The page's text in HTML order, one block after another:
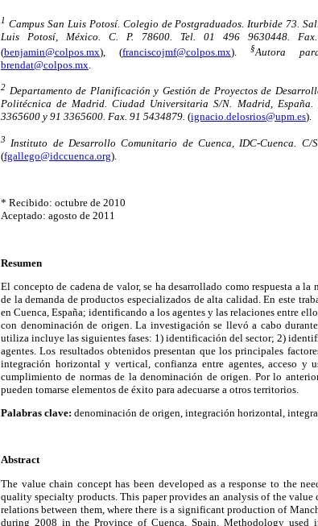
1 Campus San Luis Potosí. Colegio de Postgraduados. Iturbide 73.
Luis Potosí, México. C. P. 78600. Tel. 01 496 9630448.
(benjamin@colpos.mx), (franciscojmf@colpos.mx). §Autora
brendat@colpos.mx
2 Departamento de Planificación y Gestión de Proyectos de
Politécnica de Madrid. Ciudad Universitaria S/N. Madrid, España.
3365600 y 91 3365600. Fax. 91 5434879. (ignacio.delosrios@upm.es).
3 Instituto de Desarrollo Comunitario de Cuenca, IDC-Cuenca. C/
(fgallego@idccuenca.org).
* Recibido: octubre de 2010
Aceptado: agosto de 2011
Resumen
El concepto de cadena de valor, se ha desarrollado como respuesta a
de la demanda de productos especializados de alta calidad. En este
en Cuenca, España; identificando a los agentes y las relaciones entre
con denominación de origen. La investigación se llevó a cabo
utiliza incluye las siguientes fases: 1) identificación del sector; 2)
agentes. Los resultados obtenidos presentan que los principales
integración horizontal y vertical, confianza entre agentes, acceso y
cumplimiento de normas de la denominación de origen. Por lo
pueden tomarse elementos de éxito para adecuarse a otros territorios.
Palabras clave: denominación de origen, integración horizontal,
Abstract
The value chain concept has been developed as a response to the
quality specialty products. This paper provides an analysis of the
relations between them, where there is a significant production of
during 2008 in the Province of Cuenca, Spain. Methodology